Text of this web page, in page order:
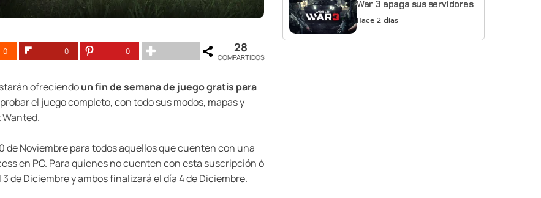
0 0 0 28
COMPARTIDOS
ofreciendoun fin de semana de juego gratis para
el juego completo, con todo sus modos, mapas y
Wanted.
de Noviembre para todos aquellos que cuenten con una
en PC. Para quienes no cuenten con esta suscripción ó
de Diciembre y ambos finalizará el día 4 de Diciembre.
War 3 apaga sus servidores
Hace 2 días